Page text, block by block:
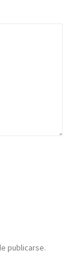
publicarse.